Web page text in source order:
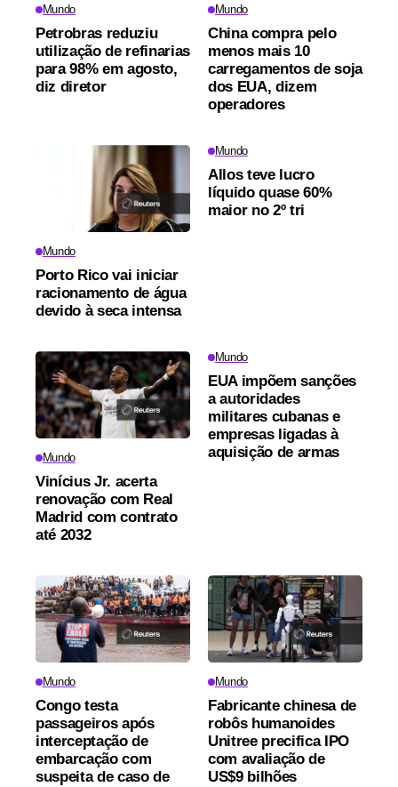
Mundo
Petrobras reduziu
utilização de refinarias
para 98% em agosto,
diz diretor
Mundo
China compra pelo
menos mais 10
carregamentos de soja
dos EUA, dizem
operadores
Mundo
Porto Rico vai iniciar
racionamento de água
devido à seca intensa
Mundo
Allos teve lucro
líquido quase 60%
maior no 2º tri
Mundo
Vinícius Jr. acerta
renovação com Real
Madrid com contrato
até 2032
Mundo
EUA impõem sanções
a autoridades
militares cubanas e
empresas ligadas à
aquisição de armas
Mundo
Congo testa
passageiros após
interceptação de
embarcação com
suspeita de caso de
Mundo
Fabricante chinesa de
robôs humanoides
Unitree precifica IPO
com avaliação de
US$9 bilhões